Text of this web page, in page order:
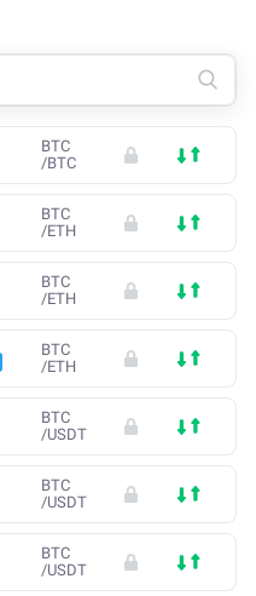
BTC
/BTC
BTC
/ETH
BTC
/ETH
BTC
/ETH
BTC
/USDT
BTC
/USDT
BTC
/USDT